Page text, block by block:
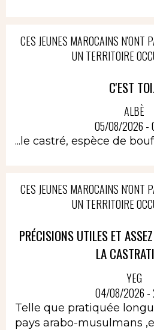
CES JEUNES MAROCAINS N'ONT
UN TERRITOIRE
C'EST
ALBÈ
05/08/2026 -
...le castré, espèce de
CES JEUNES MAROCAINS N'ONT
UN TERRITOIRE
PRÉCISIONS UTILES ET
LA
YEG
04/08/2026 -
Telle que pratiquée
pays arabo-musulmans